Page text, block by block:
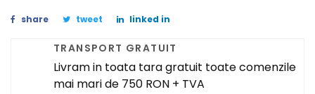
share tweet linked in
TRANSPORT GRATUIT
Livram in toata tara gratuit toate comenzile
mai mari de 750 RON + TVA